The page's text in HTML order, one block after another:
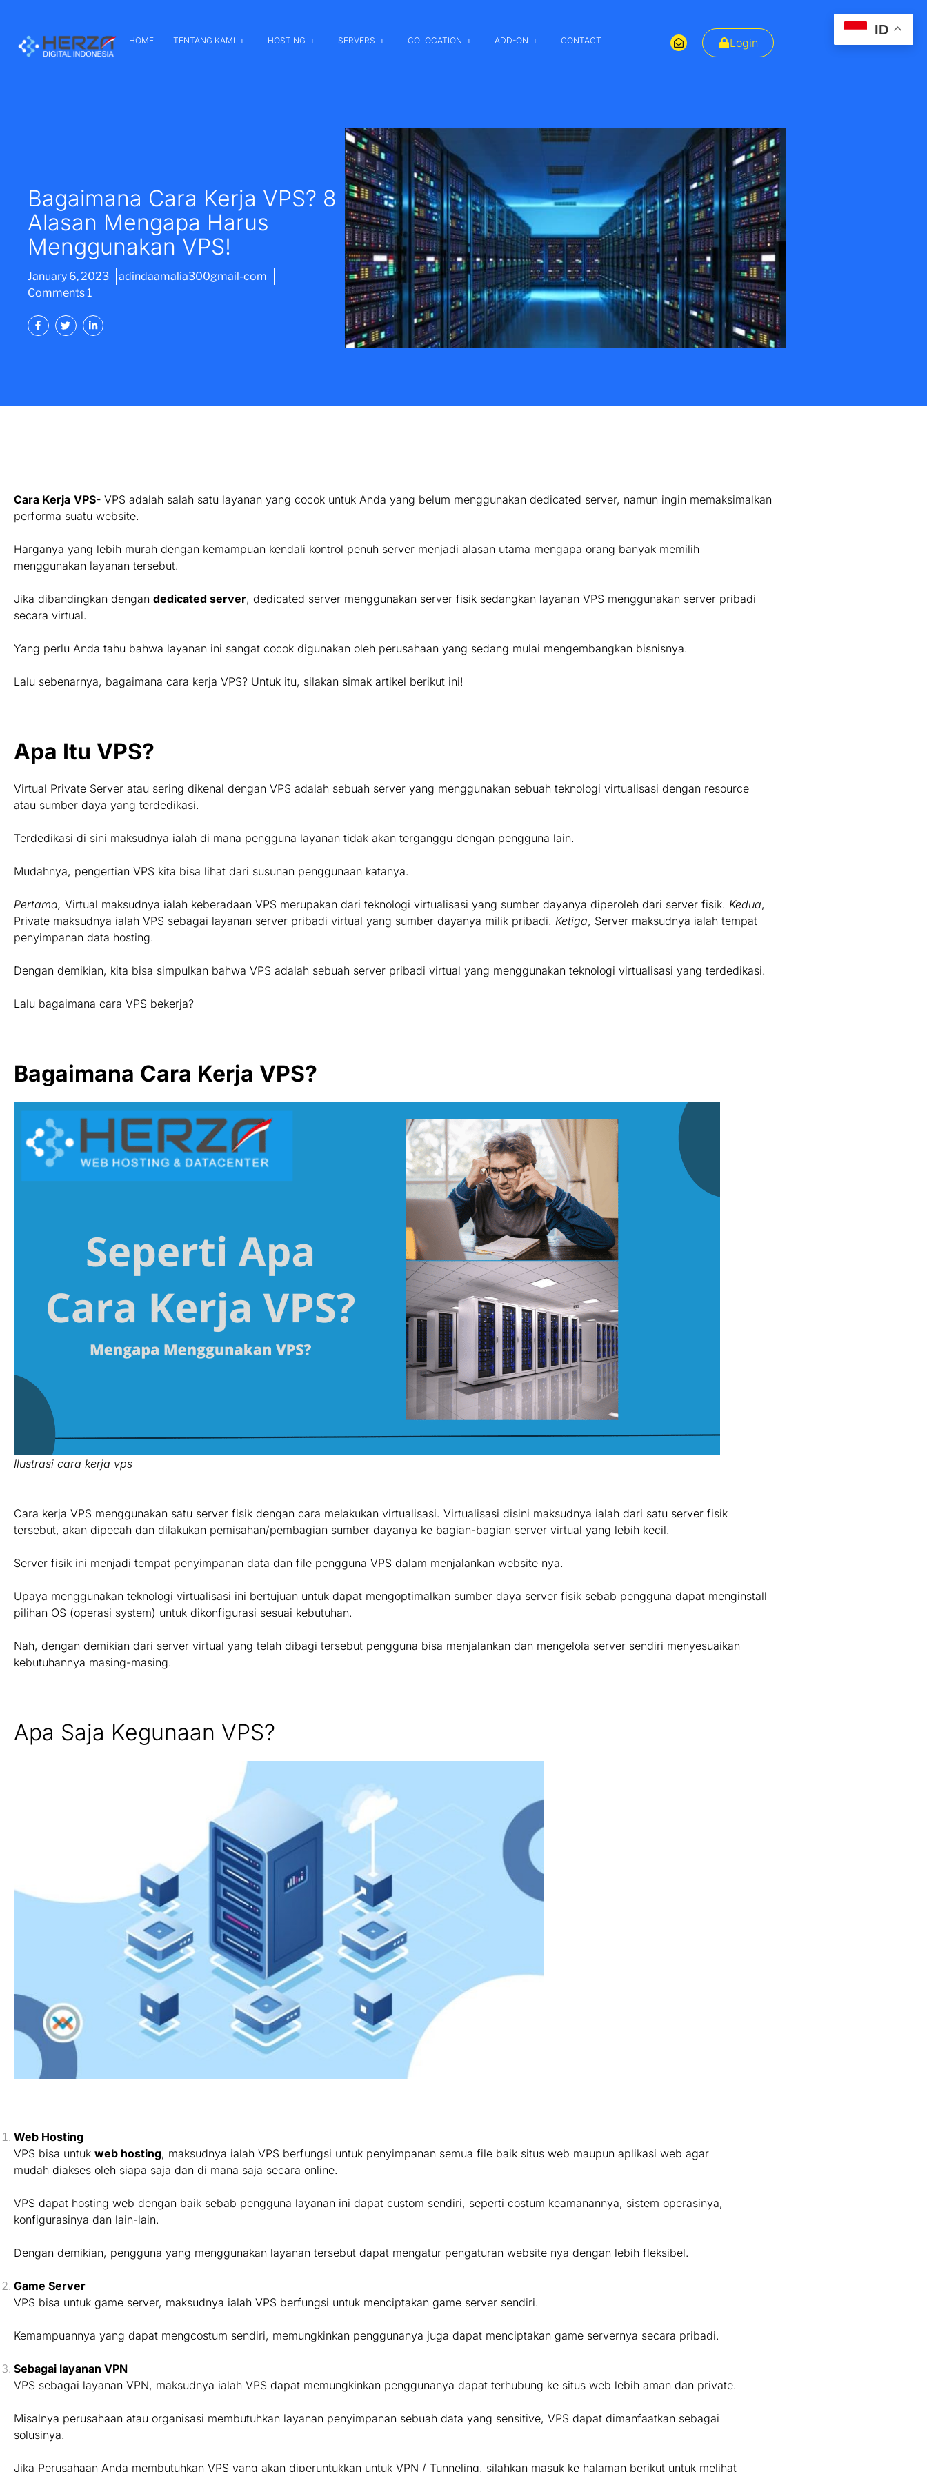
HOME TENTANG KAMI HOSTING SERVERS COLOCATION ADD-ON CONTACT Login
Bagaimana Cara Kerja VPS? 8
Alasan Mengapa Harus
Menggunakan VPS!
January 6, 2023
adindaamalia300gmail-com
Comments 1
Cara Kerja VPS- VPS adalah salah satu layanan yang cocok untuk Anda yang belum menggunakan dedicated server, namun ingin memaksimalkan
performa suatu website.
Harganya yang lebih murah dengan kemampuan kendali kontrol penuh server menjadi alasan utama mengapa orang banyak memilih
menggunakan layanan tersebut.
Jika dibandingkan dengan dedicated server, dedicated server menggunakan server fisik sedangkan layanan VPS menggunakan server pribadi
secara virtual.
Yang perlu Anda tahu bahwa layanan ini sangat cocok digunakan oleh perusahaan yang sedang mulai mengembangkan bisnisnya.
Lalu sebenarnya, bagaimana cara kerja VPS? Untuk itu, silakan simak artikel berikut ini!
Apa Itu VPS?
Virtual Private Server atau sering dikenal dengan VPS adalah sebuah server yang menggunakan sebuah teknologi virtualisasi dengan resource
atau sumber daya yang terdedikasi.
Terdedikasi di sini maksudnya ialah di mana pengguna layanan tidak akan terganggu dengan pengguna lain.
Mudahnya, pengertian VPS kita bisa lihat dari susunan penggunaan katanya.
Pertama, Virtual maksudnya ialah keberadaan VPS merupakan dari teknologi virtualisasi yang sumber dayanya diperoleh dari server fisik. Kedua,
Private maksudnya ialah VPS sebagai layanan server pribadi virtual yang sumber dayanya milik pribadi. Ketiga, Server maksudnya ialah tempat
penyimpanan data hosting.
Dengan demikian, kita bisa simpulkan bahwa VPS adalah sebuah server pribadi virtual yang menggunakan teknologi virtualisasi yang terdedikasi.
Lalu bagaimana cara VPS bekerja?
Bagaimana Cara Kerja VPS?
Ilustrasi cara kerja vps
Cara kerja VPS menggunakan satu server fisik dengan cara melakukan virtualisasi. Virtualisasi disini maksudnya ialah dari satu server fisik
tersebut, akan dipecah dan dilakukan pemisahan/pembagian sumber dayanya ke bagian-bagian server virtual yang lebih kecil.
Server fisik ini menjadi tempat penyimpanan data dan file pengguna VPS dalam menjalankan website nya.
Upaya menggunakan teknologi virtualisasi ini bertujuan untuk dapat mengoptimalkan sumber daya server fisik sebab pengguna dapat menginstall
pilihan OS (operasi system) untuk dikonfigurasi sesuai kebutuhan.
Nah, dengan demikian dari server virtual yang telah dibagi tersebut pengguna bisa menjalankan dan mengelola server sendiri menyesuaikan
kebutuhannya masing-masing.
Apa Saja Kegunaan VPS?
Web Hosting
VPS bisa untuk web hosting, maksudnya ialah VPS berfungsi untuk penyimpanan semua file baik situs web maupun aplikasi web agar
mudah diakses oleh siapa saja dan di mana saja secara online.
VPS dapat hosting web dengan baik sebab pengguna layanan ini dapat custom sendiri, seperti costum keamanannya, sistem operasinya,
konfigurasinya dan lain-lain.
Dengan demikian, pengguna yang menggunakan layanan tersebut dapat mengatur pengaturan website nya dengan lebih fleksibel.
Game Server
VPS bisa untuk game server, maksudnya ialah VPS berfungsi untuk menciptakan game server sendiri.
Kemampuannya yang dapat mengcostum sendiri, memungkinkan penggunanya juga dapat menciptakan game servernya secara pribadi.
Sebagai layanan VPN
VPS sebagai layanan VPN, maksudnya ialah VPS dapat memungkinkan penggunanya dapat terhubung ke situs web lebih aman dan private.
Misalnya perusahaan atau organisasi membutuhkan layanan penyimpanan sebuah data yang sensitive, VPS dapat dimanfaatkan sebagai
solusinya.
Jika Perusahaan Anda membutuhkan VPS yang akan diperuntukkan untuk VPN / Tunneling, silahkan masuk ke halaman berikut untuk melihat
ID